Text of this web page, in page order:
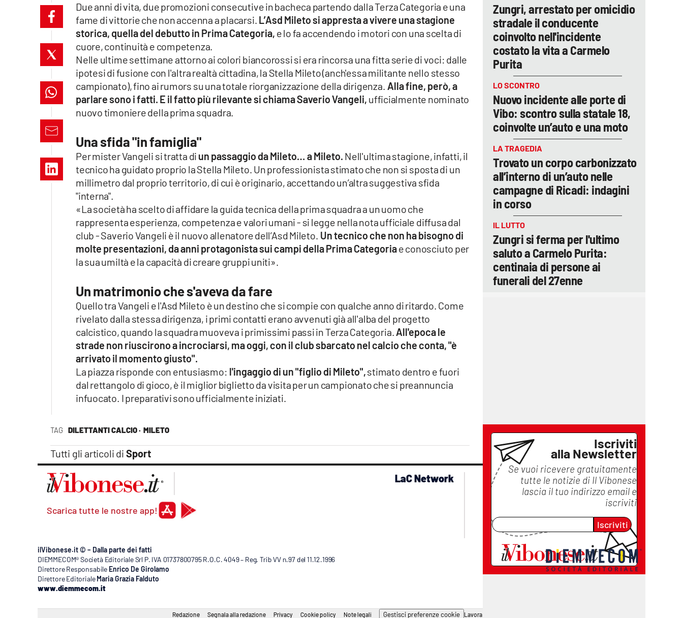
ilvibonese.it
catanzarochannel.it
lacapitalenews.it
Vai
TAG DILETTANTI CALCIO · MILETO
Tutti gli articoli di Sport
Due anni di vita, due promozioni consecutive in bacheca partendo dalla Terza Categoria e una
fame di vittorie che non accenna a placarsi. L’Asd Mileto si appresta a vivere una stagione
storica, quella del debutto in Prima Categoria, e lo fa accendendo i motori con una scelta di
cuore, continuità e competenza.
Nelle ultime settimane attorno ai colori biancorossi si era rincorsa una fitta serie di voci: dalle
ipotesi di fusione con l'altra realtà cittadina, la Stella Mileto (anch'essa militante nello stesso
campionato), fino ai rumors su una totale riorganizzazione della dirigenza. Alla fine, però, a
parlare sono i fatti. E il fatto più rilevante si chiama Saverio Vangeli, ufficialmente nominato
nuovo timoniere della prima squadra.
Una sfida "in famiglia"
Per mister Vangeli si tratta di un passaggio da Mileto… a Mileto. Nell'ultima stagione, infatti, il
tecnico ha guidato proprio la Stella Mileto. Un professionista stimato che non si sposta di un
millimetro dal proprio territorio, di cui è originario, accettando un’altra suggestiva sfida
"interna".
«La società ha scelto di affidare la guida tecnica della prima squadra a un uomo che
rappresenta esperienza, competenza e valori umani - si legge nella nota ufficiale diffusa dal
club - Saverio Vangeli è il nuovo allenatore dell’Asd Mileto. Un tecnico che non ha bisogno di
molte presentazioni, da anni protagonista sui campi della Prima Categoriae conosciuto per
la sua umiltà e la capacità di creare gruppi uniti».
Un matrimonio che s'aveva da fare
Quello tra Vangeli e l'Asd Mileto è un destino che si compie con qualche anno di ritardo. Come
rivelato dalla stessa dirigenza, i primi contatti erano avvenuti già all'alba del progetto
calcistico, quando la squadra muoveva i primissimi passi in Terza Categoria. All'epoca le
strade non riuscirono a incrociarsi, ma oggi, con il club sbarcato nel calcio che conta, "è
arrivato il momento giusto".
La piazza risponde con entusiasmo: l'ingaggio di un "figlio di Mileto",stimato dentro e fuori
dal rettangolo di gioco, è il miglior biglietto da visita per un campionato che si preannuncia
infuocato. I preparativi sono ufficialmente iniziati.
Zungri, arrestato per omicidio
stradale il conducente
coinvolto nell'incidente
costato la vita a Carmelo
Purita
LO SCONTRO
Nuovo incidente alle porte di
Vibo: scontro sulla statale 18,
coinvolte un’auto e una moto
LA TRAGEDIA
Trovato un corpo carbonizzato
all’interno di un’auto nelle
campagne di Ricadi: indagini
in corso
IL LUTTO
Zungri si ferma per l'ultimo
saluto a Carmelo Purita:
centinaia di persone ai
funerali del 27enne
Iscriviti
alla Newsletter
Se vuoi ricevere gratuitamente
tutte le notizie di Il Vibonese
lascia il tuo indirizzo email e
iscriviti
Iscriviti
Scarica tutte le nostre app!
LaC Network
lacplay.it
lactv.it
lacitymag.it
lacapitalenews.it
catanzarochannel.it
ilVibonese.it © – Dalla parte dei fatti
DIEMMECOM® Società Editoriale Srl P. IVA 01737800795 R.O.C. 4049 – Reg. Trib VV n.97 del 11.12.1996
Direttore Responsabile Enrico De Girolamo
Direttore Editoriale Maria Grazia Falduto
www.diemmecom.it
Redazione Segnala alla redazione Privacy Cookie policy Note legali Gestisci preferenze cookie Lavora con noi